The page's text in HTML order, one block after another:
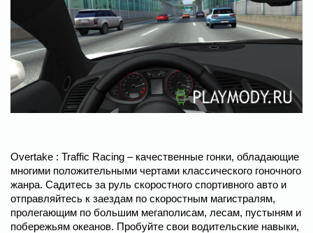
Overtake : Traffic Racing – качественные гонки, обладающие
многими положительными чертами классического гоночного
жанра. Садитесь за руль скоростного спортивного авто и
отправляйтесь к заездам по скоростным магистралям,
пролегающим по большим мегаполисам, лесам, пустыням и
побережьям океанов. Пробуйте свои водительские навыки,